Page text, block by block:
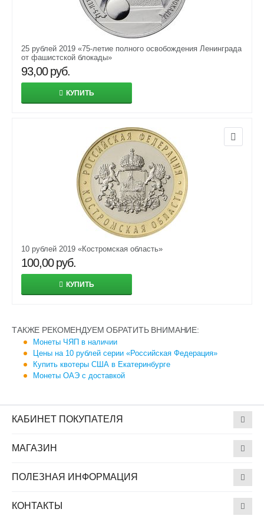
25 рублей 2019 «75-летие полного освобождения Ленинграда
от фашистской блокады»
93,00 руб.
КУПИТЬ
10 рублей 2019 «Костромская область»
100,00 руб.
КУПИТЬ
ТАКЖЕ РЕКОМЕНДУЕМ ОБРАТИТЬ ВНИМАНИЕ:
Монеты ЧЯП в наличии
Цены на 10 рублей серии «Российская Федерация»
Купить квотеры США в Екатеринбурге
Монеты ОАЭ с доставкой
КАБИНЕТ ПОКУПАТЕЛЯ
МАГАЗИН
ПОЛЕЗНАЯ ИНФОРМАЦИЯ
КОНТАКТЫ